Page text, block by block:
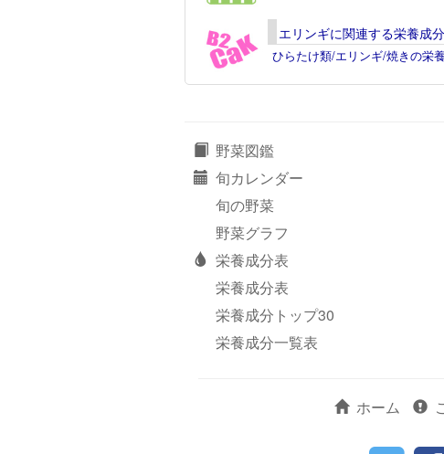
エリンギに関連する栄養成分
ひらたけ類/エリンギ/焼きの栄
野菜図鑑
旬カレンダー
旬の野菜
野菜グラフ
栄養成分表
栄養成分表
栄養成分トップ30
栄養成分一覧表
ホーム